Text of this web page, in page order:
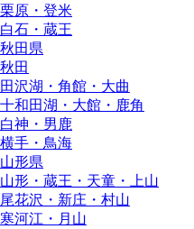
栗原・登米
白石・蔵王
秋田県
秋田
田沢湖・角館・大曲
十和田湖・大館・鹿角
白神・男鹿
横手・鳥海
山形県
山形・蔵王・天童・上山
尾花沢・新庄・村山
寒河江・月山